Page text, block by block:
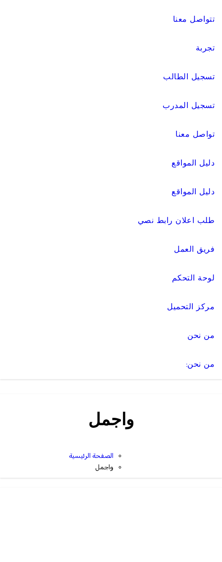
تتواصل معنا
تجربة
تسجيل الطالب
تسجيل المدرب
تواصل معنا
دليل المواقع
دليل المواقع
طلب اعلان رابط نصي
فريق العمل
لوحة التحكم
مركز التحميل
من نحن
من نحن:
واجمل
الصفحة الرئيسية
واجمل